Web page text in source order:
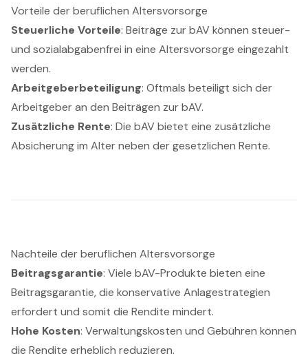
Vorteile der beruflichen Altersvorsorge
Steuerliche Vorteile: Beiträge zur bAV können steuer-
und sozialabgabenfrei in eine Altersvorsorge eingezahlt
werden.
Arbeitgeberbeteiligung: Oftmals beteiligt sich der
Arbeitgeber an den Beiträgen zur bAV.
Zusätzliche Rente: Die bAV bietet eine zusätzliche
Absicherung im Alter neben der gesetzlichen Rente.
Nachteile der beruflichen Altersvorsorge
Beitragsgarantie: Viele bAV-Produkte bieten eine
Beitragsgarantie, die konservative Anlagestrategien
erfordert und somit die Rendite mindert.
Hohe Kosten: Verwaltungskosten und Gebühren können
die Rendite erheblich reduzieren.